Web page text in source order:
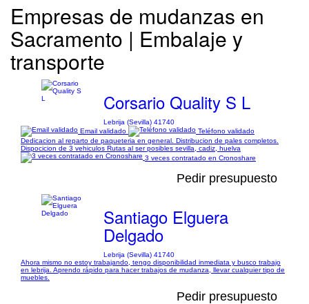
Empresas de mudanzas en
Sacramento | Embalaje y
transporte
Corsario Quality S L
Lebrija (Sevilla) 41740
Email validado
Teléfono validado
Dedicacion al reparto de paqueteria en general. Distribucion de pales completos.
Dispocicion de 3 vehiculos Rutas al ser posibles sevilla, cadiz, huelva
3 veces contratado en Cronoshare
Pedir presupuesto
Santiago Elguera
Delgado
Lebrija (Sevilla) 41740
Ahora mismo no estoy trabajando, tengo disponibilidad inmediata y busco trabajo
en lebrija. Aprendo rápido para hacer trabajos de mudanza, llevar cualquier tipo de
muebles.
Pedir presupuesto